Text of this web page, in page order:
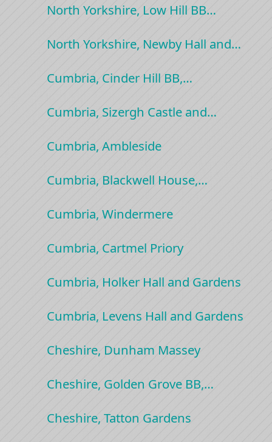
North Yorkshire, Low Hill BB…
North Yorkshire, Newby Hall and…
Cumbria, Cinder Hill BB,…
Cumbria, Sizergh Castle and…
Cumbria, Ambleside
Cumbria, Blackwell House,…
Cumbria, Windermere
Cumbria, Cartmel Priory
Cumbria, Holker Hall and Gardens
Cumbria, Levens Hall and Gardens
Cheshire, Dunham Massey
Cheshire, Golden Grove BB,…
Cheshire, Tatton Gardens